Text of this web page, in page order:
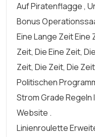
Auf Piratenflagge ,
Bonus
Eine Lange Zeit Eine
Zeit, Die Eine Zeit,
Zeit, Die Zeit, Die
Politischen
Strom Grade Regeln
Website .
Linienroulette